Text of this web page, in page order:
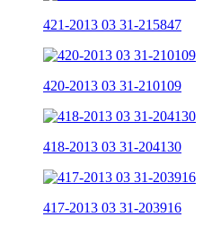
421-2013 03 31-215847
420-2013 03 31-210109
418-2013 03 31-204130
417-2013 03 31-203916